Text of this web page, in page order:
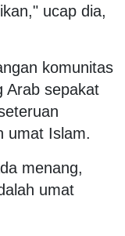
ucap dia,
komunitas
Arab sepakat
umat Islam.
menang,
umat